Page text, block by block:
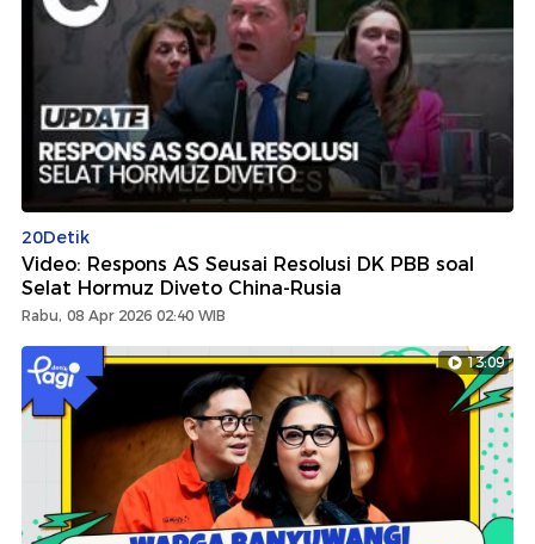
20Detik
Video: Respons AS Seusai Resolusi DK PBB soal
Selat Hormuz Diveto China-Rusia
Rabu, 08 Apr 2026 02:40 WIB
13:09